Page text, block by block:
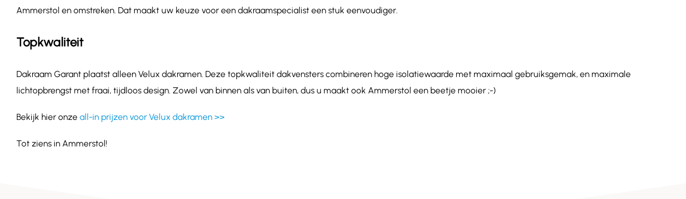
Ammerstol en omstreken. Dat maakt uw keuze voor een dakraamspecialist een stuk eenvoudiger.
Topkwaliteit
Dakraam Garant plaatst alleen Velux dakramen. Deze topkwaliteit dakvensters combineren hoge isolatiewaarde met maximaal gebruiksgemak, en maximale
lichtopbrengst met fraai, tijdloos design. Zowel van binnen als van buiten, dus u maakt ook Ammerstol een beetje mooier ;-)
Bekijk hier onze all-in prijzen voor Velux dakramen >>
Tot ziens in Ammerstol!